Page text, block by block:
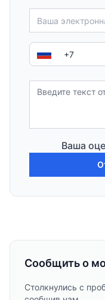
Ваша
Сообщить о
Столкнулись с